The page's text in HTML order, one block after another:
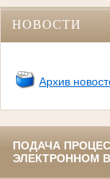
НОВОСТИ
Архив
ПОДАЧА
ЭЛЕКТРОННОМ